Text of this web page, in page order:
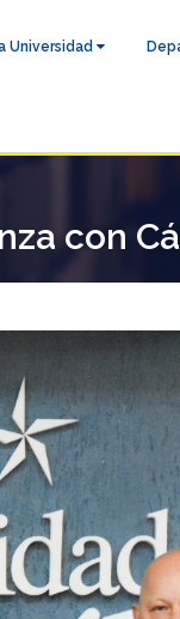
Universidad
con